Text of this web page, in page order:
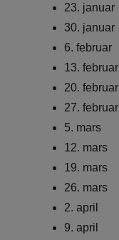
23. januar
30. januar
6. februar
13. februar
20. februar
27. februar
5. mars
12. mars
19. mars
26. mars
2. april
9. april